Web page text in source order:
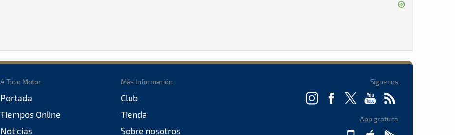
A Todo Motor
Portada
Tiempos Online
Noticias
Más Información
Club
Tienda
Sobre nosotros
Síguenos
App gratuita